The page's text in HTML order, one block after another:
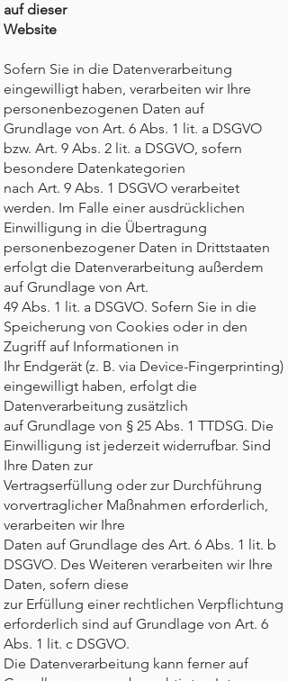
auf dieser
Website
Sofern Sie in die Datenverarbeitung
eingewilligt haben, verarbeiten wir Ihre
personenbezogenen Daten auf
Grundlage von Art. 6 Abs. 1 lit. a DSGVO
bzw. Art. 9 Abs. 2 lit. a DSGVO, sofern
besondere Datenkategorien
nach Art. 9 Abs. 1 DSGVO verarbeitet
werden. Im Falle einer ausdrücklichen
Einwilligung in die Übertragung
personenbezogener Daten in Drittstaaten
erfolgt die Datenverarbeitung außerdem
auf Grundlage von Art.
49 Abs. 1 lit. a DSGVO. Sofern Sie in die
Speicherung von Cookies oder in den
Zugriff auf Informationen in
Ihr Endgerät (z. B. via Device-Fingerprinting)
eingewilligt haben, erfolgt die
Datenverarbeitung zusätzlich
auf Grundlage von § 25 Abs. 1 TTDSG. Die
Einwilligung ist jederzeit widerrufbar. Sind
Ihre Daten zur
Vertragserfüllung oder zur Durchführung
vorvertraglicher Maßnahmen erforderlich,
verarbeiten wir Ihre
Daten auf Grundlage des Art. 6 Abs. 1 lit. b
DSGVO. Des Weiteren verarbeiten wir Ihre
Daten, sofern diese
zur Erfüllung einer rechtlichen Verpflichtung
erforderlich sind auf Grundlage von Art. 6
Abs. 1 lit. c DSGVO.
Die Datenverarbeitung kann ferner auf